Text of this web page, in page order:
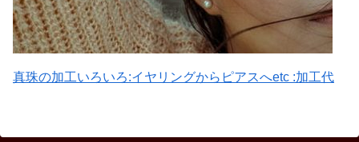
真珠の加工いろいろ:イヤリングからピアスへetc :加工代